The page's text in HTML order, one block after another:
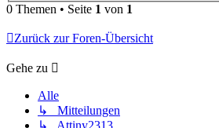
0 Themen • Seite 1 von 1
Zurück zur Foren-Übersicht
Gehe zu
Alle
↳ Mitteilungen